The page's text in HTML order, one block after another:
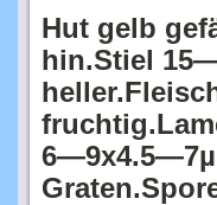
Hut gelb
hin.Stiel
heller.
fruchtig.
Graten.